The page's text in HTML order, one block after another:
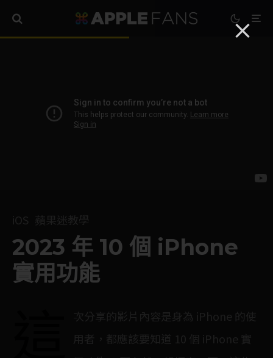
2023 年 10 個 iPhone
實用功能